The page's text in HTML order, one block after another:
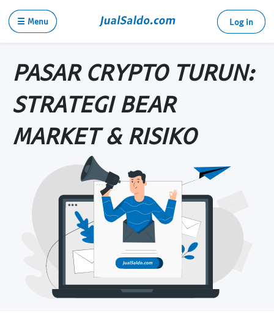
☰ Menu Log in
PASAR CRYPTO TURUN:
STRATEGI BEAR
MARKET & RISIKO